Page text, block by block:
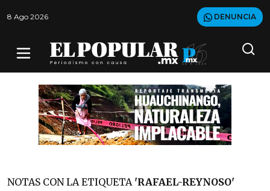
8 Ago 2026 DENUNCIA
NOTAS CON LA ETIQUETA 'RAFAEL-REYNOSO'